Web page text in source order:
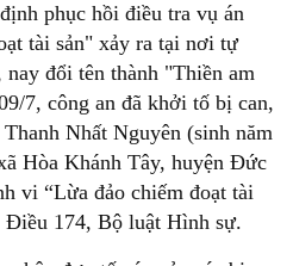
phục hồi điều tra vụ án
tài sản" xảy ra tại nơi tự
đổi tên thành "Thiền am
7, công an đã khởi tố bị can,
Nhất Nguyên (sinh năm
Hòa Khánh Tây, huyện Đức
vi “Lừa đảo chiếm đoạt tài
Điều 174, Bộ luật Hình sự.